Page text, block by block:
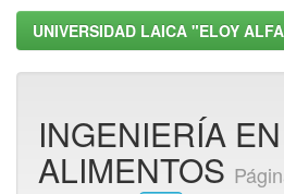
UNIVERSIDAD LAICA "ELOY
INGENIERÍA EN
ALIMENTOS